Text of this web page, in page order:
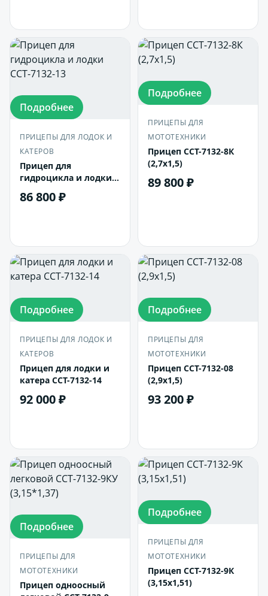
Подробнее
ПРИЦЕПЫ ДЛЯ ЛОДОК И
КАТЕРОВ
Прицеп для
гидроцикла и лодки
86 800 ₽
Подробнее
ПРИЦЕПЫ ДЛЯ
МОТОТЕХНИКИ
Прицеп ССТ-7132-8К
(2,7х1,5)
89 800 ₽
Подробнее
ПРИЦЕПЫ ДЛЯ ЛОДОК И
КАТЕРОВ
Прицеп для лодки и
катера ССТ-7132-14
92 000 ₽
Подробнее
ПРИЦЕПЫ ДЛЯ
МОТОТЕХНИКИ
Прицеп ССТ-7132-08
(2,9х1,5)
93 200 ₽
Подробнее
ПРИЦЕПЫ ДЛЯ
МОТОТЕХНИКИ
Прицеп одноосный
Подробнее
ПРИЦЕПЫ ДЛЯ
МОТОТЕХНИКИ
Прицеп ССТ-7132-9К
(3,15х1,51)